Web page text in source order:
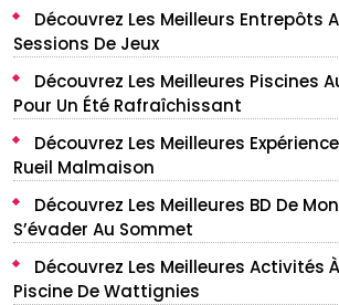
Découvrez Les Meilleurs Entrepôts
Sessions De Jeux
Découvrez Les Meilleures Piscines
Pour Un Été Rafraîchissant
Découvrez Les Meilleures
Rueil Malmaison
Découvrez Les Meilleures BD De
S’évader Au Sommet
Découvrez Les Meilleures Activités
Piscine De Wattignies